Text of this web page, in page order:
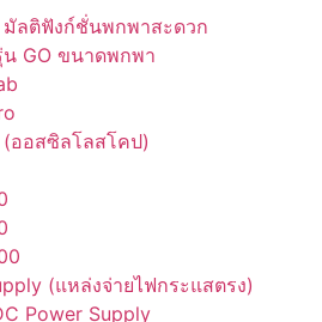
มัลติฟังก์ชั่นพกพาสะดวก
น GO ขนาดพกพา
ออสซิลโลสโคป)
(แหล่งจ่ายไฟกระแสตรง)
Power Supply